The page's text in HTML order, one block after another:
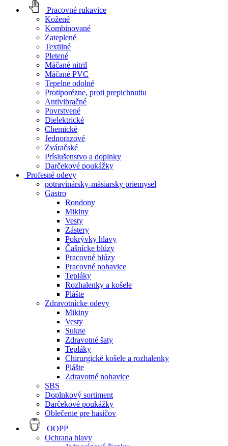
Pracovné rukavice
Kožené
Kombinované
Zateplené
Textilné
Pletené
Máčané nitril
Máčané PVC
Tepelne odolné
Protiporézne, proti prepichnutiu
Antivibračné
Povrstvené
Dielektrické
Chemické
Jednorazové
Zváračské
Príslušenstvo a doplnky
Darčekové poukážky
Profesné odevy
potravinársky-mäsiarsky priemysel
Gastro
Rondony
Mikiny
Vesty
Zástery
Pokrývky hlavy
Čašnícke blúzy
Pracovné blúzy
Pracovné nohavice
Tepláky
Rozhalenky a košele
Plášte
Zdravotnícke odevy
Mikiny
Vesty
Sukne
Zdravotné šaty
Tepláky
Chirurgické košele a rozhalenky
Plášte
Zdravotné nohavice
SBS
Doplnkový sortiment
Darčekové poukážky
Oblečenie pre hasičov
OOPP
Ochrana hlavy